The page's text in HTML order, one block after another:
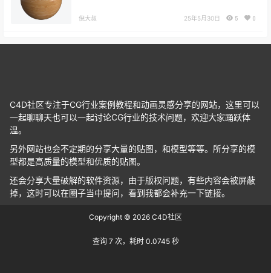
倪大叔 25年5月30日 5 0
C4D社区专注于CG行业案例教程和动画灵感分享的网站，这里可以
一起聊聊天也可以一起讨论CG行业的技术问题，欢迎大家踊跃体
温。
另外网站也会不定期的分享大量的贴图，和模型等等。所分享的模
型都是高质量的模型和优质的贴图。
还会分享大量破解的软件资源，由于版权问题，有些内容会被屏蔽
掉，这时可以在圈子当中提问，看到我都会补充一下链接。
Copyright © 2026 C4D社区
查询 7 次，耗时 0.0745 秒